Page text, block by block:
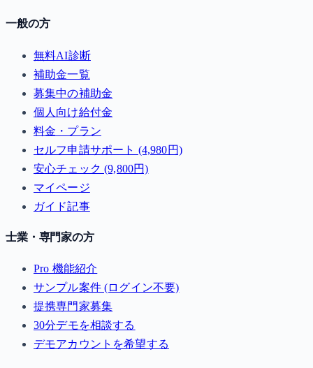
一般の方
無料AI診断
補助金一覧
募集中の補助金
個人向け給付金
料金・プラン
セルフ申請サポート (4,980円)
安心チェック (9,800円)
マイページ
ガイド記事
士業・専門家の方
Pro 機能紹介
サンプル案件 (ログイン不要)
提携専門家募集
30分デモを相談する
デモアカウントを希望する